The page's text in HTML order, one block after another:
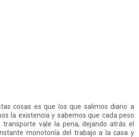
cosas es que los que salimos diario a
la existencia y sabemos que cada peso
vale la pena, dejando atrás el
monotonía del trabajo a la casa y